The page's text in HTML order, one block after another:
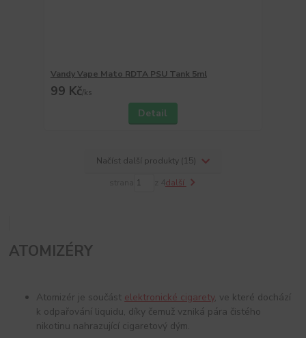
Vandy Vape Mato RDTA PSU Tank 5ml
99 Kč/ks
Detail
Načíst další produkty (15)
další
ATOMIZÉRY
Atomizér je součást elektronické cigarety, ve které dochází
k odpařování liquidu, díky čemuž vzniká pára čistého
nikotinu nahrazující cigaretový dým.